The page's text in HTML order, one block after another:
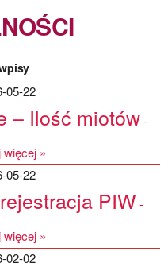
– Ilość miotów
05-22
PIW
05-22
02-02